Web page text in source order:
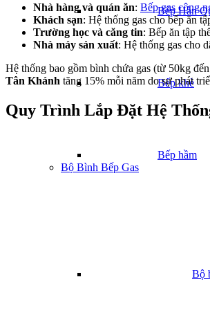
Bếp Hàn
Bếp khè
Bếp hầm
Bộ Bình Bếp Gas
Bộ
Nhà hàng và quán ăn: Bếp gas công
Khách sạn: Hệ thống gas cho bếp ăn
Trường học và căng tin: Bếp ăn tập
Nhà máy sản xuất: Hệ thống gas cho
Hệ thống bao gồm bình chứa gas (từ 50kg
Tân Khánh tăng 15% mỗi năm do sự phát
Quy Trình Lắp Đặt Hệ